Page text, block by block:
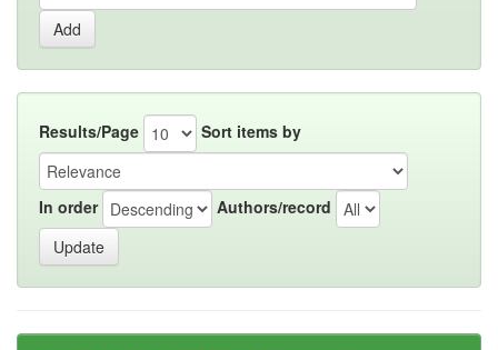
Results/Page Sort items by
In order Authors/record